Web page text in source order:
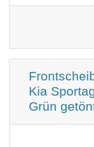
Kia
Grün